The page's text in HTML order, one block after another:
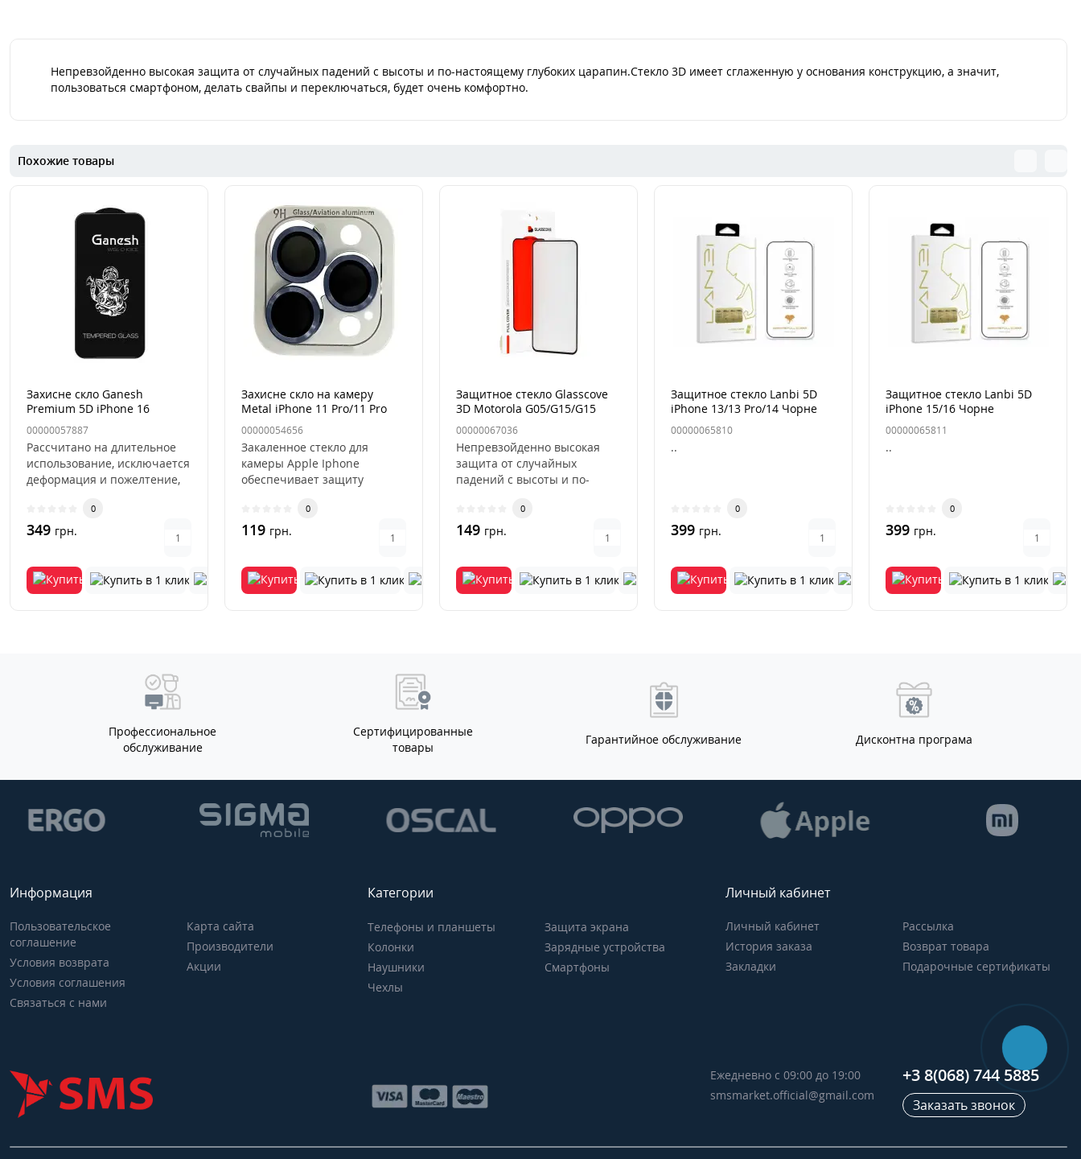
Непревзойденно высокая защита от случайных падений с высоты и по-настоящему глубоких царапин.Стекло 3D имеет сглаженную у основания конструкцию, а значит,
пользоваться смартфоном, делать свайпы и переключаться, будет очень комфортно.
Похожие товары
Захисне скло Ganesh
Premium 5D iPhone 16
Plus/15 Plus Чорне
00000057887
Рассчитано на длительное
использование, исключается
деформация и пожелтение,
0
349 грн.
Захисне скло на камеру
Metal iPhone 11 Pro/11 Pro
Max/12 Pro Синий/ Pacific
Blue
00000054656
Закаленное стекло для
камеры Apple Iphone
обеспечивает защиту
от механичес..
0
119 грн.
Защитное стекло Glasscove
3D Motorola G05/G15/G15
Power Чорне
00000067036
Непревзойденно высокая
защита от случайных
падений с высоты и по-
царапин.Стекло ..
0
149 грн.
Защитное стекло Lanbi 5D
iPhone 13/13 Pro/14 Чорне
00000065810
..
0
399 грн.
Защитное стекло Lanbi 5D
iPhone 15/16 Чорне
00000065811
..
0
399 грн.
Профессиональное
обслуживание
Сертифицированные
товары
Гарантийное обслуживание Дисконтна програма
Информация
Пользовательское
соглашение
Условия возврата
Условия соглашения
Связаться с нами
Карта сайта
Производители
Акции
Категории
Телефоны и планшеты
Колонки
Наушники
Чехлы
Защита экрана
Зарядные устройства
Смартфоны
Личный кабинет
Личный кабинет
История заказа
Закладки
Рассылка
Возврат товара
Подарочные сертификаты
Ежедневно с 09:00 до 19:00
smsmarket.official@gmail.com
+3 8(068) 744 5885
Заказать звонок